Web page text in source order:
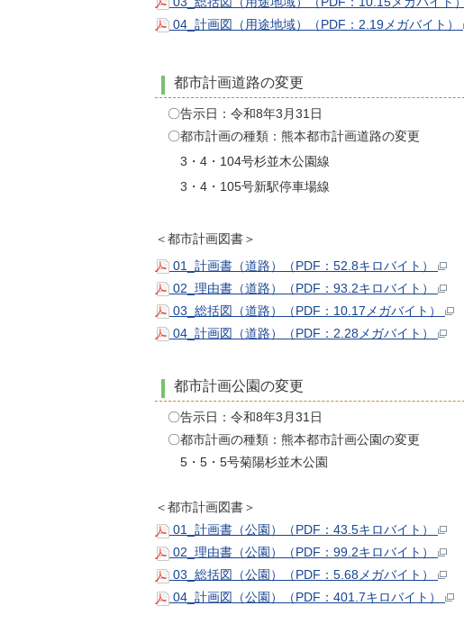
04_計画図（用途地域）（PDF：2.19メガバイト）
都市計画道路の変更
〇告示日：令和8年3月31日
〇都市計画の種類：熊本都市計画道路の変更
3・4・104号杉並木公園線
3・4・105号新駅停車場線
＜都市計画図書＞
01_計画書（道路）（PDF：52.8キロバイト）
02_理由書（道路）（PDF：93.2キロバイト）
03_総括図（道路）（PDF：10.17メガバイト）
04_計画図（道路）（PDF：2.28メガバイト）
都市計画公園の変更
〇告示日：令和8年3月31日
〇都市計画の種類：熊本都市計画公園の変更
5・5・5号菊陽杉並木公園
＜都市計画図書＞
01_計画書（公園）（PDF：43.5キロバイト）
02_理由書（公園）（PDF：99.2キロバイト）
03_総括図（公園）（PDF：5.68メガバイト）
04_計画図（公園）（PDF：401.7キロバイト）